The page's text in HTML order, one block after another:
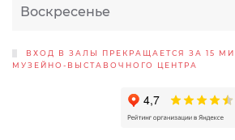
Воскресенье
ВХОД В ЗАЛЫ ПРЕКРАЩАЕТСЯ ЗА 15
МУЗЕЙНО-ВЫСТАВОЧНОГО ЦЕНТРА